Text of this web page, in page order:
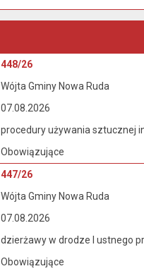
448/26
Wójta Gminy Nowa Ruda
07.08.2026
procedury używania sztucznej
Obowiązujące
447/26
Wójta Gminy Nowa Ruda
07.08.2026
dzierżawy w drodze I ustnego
Obowiązujące